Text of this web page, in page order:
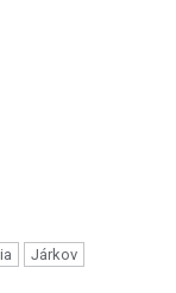
Járkov